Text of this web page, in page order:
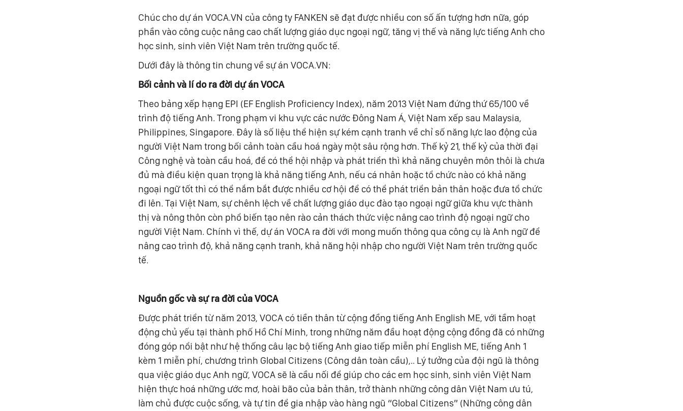
Chúc cho dự án VOCA.VN của công ty FANKEN sẽ đạt được nhiều con số ấn tượng hơn nữa, góp
phần vào công cuộc nâng cao chất lượng giáo dục ngoại ngữ, tăng vị thế và năng lực tiếng Anh cho
học sinh, sinh viên Việt Nam trên trường quốc tế.
Dưới đây là thông tin chung về sự án VOCA.VN:
Bối cảnh và lí do ra đời dự án VOCA
Theo bảng xếp hạng EPI (EF English Proficiency Index), năm 2013 Việt Nam đứng thứ 65/100 về
trình độ tiếng Anh. Trong phạm vi khu vực các nước Đông Nam Á, Việt Nam xếp sau Malaysia,
Philippines, Singapore. Đây là số liệu thể hiện sự kém cạnh tranh về chỉ số năng lực lao động của
người Việt Nam trong bối cảnh toàn cầu hoá ngày một sâu rộng hơn. Thế kỷ 21, thế kỷ của thời đại
Công nghệ và toàn cầu hoá, để có thể hội nhập và phát triển thì khả năng chuyên môn thôi là chưa
đủ mà điều kiện quan trọng là khả năng tiếng Anh, nếu cá nhân hoặc tổ chức nào có khả năng
ngoại ngữ tốt thì có thể nắm bắt được nhiều cơ hội để có thể phát triển bản thân hoặc đưa tổ chức
đi lên. Tại Việt Nam, sự chênh lệch về chất lượng giáo dục đào tạo ngoại ngữ giữa khu vực thành
thị và nông thôn còn phổ biến tạo nên rào cản thách thức việc nâng cao trình độ ngoại ngữ cho
người Việt Nam. Chính vì thế, dự án VOCA ra đời với mong muốn thông qua công cụ là Anh ngữ để
nâng cao trình độ, khả năng cạnh tranh, khả năng hội nhập cho người Việt Nam trên trường quốc
tế.
Nguồn gốc và sự ra đời của VOCA
Được phát triển từ năm 2013, VOCA có tiền thân từ cộng đồng tiếng Anh English ME, với tầm hoạt
động chủ yếu tại thành phố Hồ Chí Minh, trong những năm đầu hoạt động cộng đồng đã có những
đóng góp nổi bật như hệ thống câu lạc bộ tiếng Anh giao tiếp miễn phí English ME, tiếng Anh 1
kèm 1 miễn phí, chương trình Global Citizens (Công dân toàn cầu),.. Lý tưởng của đội ngũ là thông
qua việc giáo dục Anh ngữ, VOCA sẽ là cầu nối để giúp cho các em học sinh, sinh viên Việt Nam
hiện thực hoá những ước mơ, hoài bão của bản thân, trở thành những công dân Việt Nam ưu tú,
làm chủ được cuộc sống, và tự tin để gia nhập vào hàng ngũ “Global Citizens” (Những công dân